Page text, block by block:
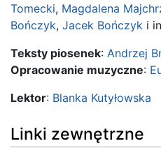
Tomecki, Magdalena
Bończyk, Jacek Bończyk i
Teksty piosenek: Andrzej
Opracowanie muzyczne:
Lektor: Blanka Kutyłowska
Linki zewnętrzne